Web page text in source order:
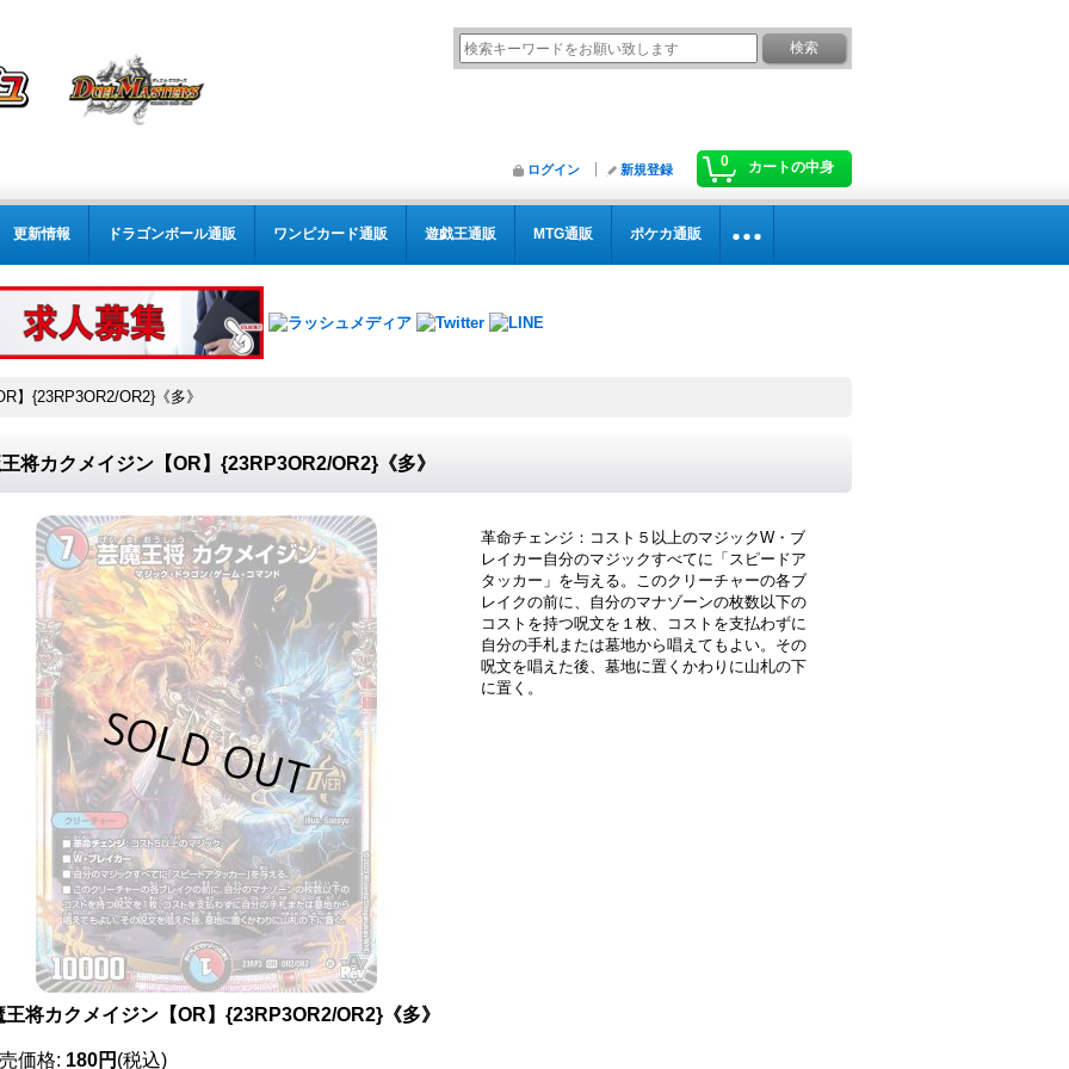
0 カートの中身
ログイン 新規登録
更新情報 ドラゴンボール通販 ワンピカード通販 遊戯王通販 MTG通販 ポケカ通販
】{23RP3OR2/OR2}《多》
将カクメイジン【OR】{23RP3OR2/OR2}《多》
革命チェンジ：コスト５以上のマジックW・ブ
レイカー自分のマジックすべてに「スピードア
タッカー」を与える。このクリーチャーの各ブ
レイクの前に、自分のマナゾーンの枚数以下の
コストを持つ呪文を１枚、コストを支払わずに
自分の手札または墓地から唱えてもよい。その
呪文を唱えた後、墓地に置くかわりに山札の下
に置く。
王将カクメイジン【OR】{23RP3OR2/OR2}《多》
価格: 180円 (税込)